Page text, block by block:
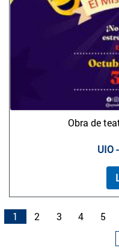
Obra de
UIO
1 2 3 4 5